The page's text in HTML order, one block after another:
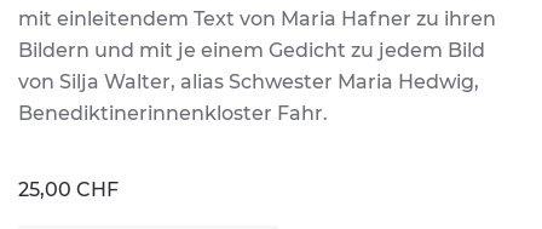
mit einleitendem Text von Maria Hafner zu ihren
Bildern und mit je einem Gedicht zu jedem Bild
von Silja Walter, alias Schwester Maria Hedwig,
Benediktinerinnenkloster Fahr.
25,00 CHF